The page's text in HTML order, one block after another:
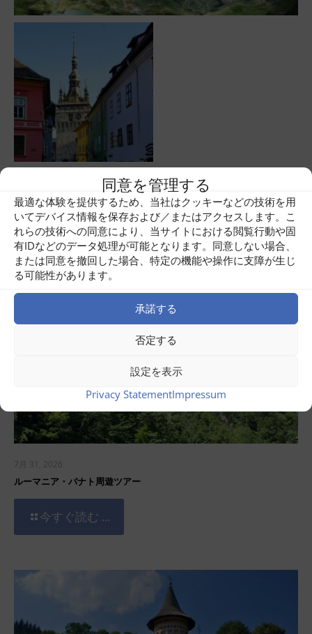
同意を管理する
最適な体験を提供するため、当社はクッキーなどの技術を用
いてデバイス情報を保存および／またはアクセスします。こ
れらの技術への同意により、当サイトにおける閲覧行動や固
有IDなどのデータ処理が可能となります。同意しない場合、
または同意を撤回した場合、特定の機能や操作に支障が生じ
る可能性があります。
承諾する
否定する
設定を表示
Privacy StatementImpressum
Share 1
Related posts
7月 31, 2026
ルーマニア・バナト周遊ツアー
今すぐ読む ...